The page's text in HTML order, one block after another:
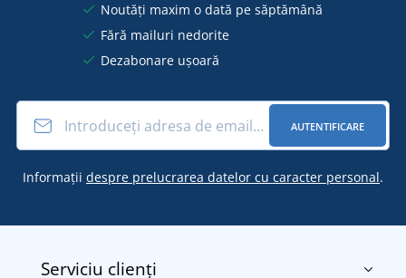
Noutăți maxim o dată pe săptămână
Fără mailuri nedorite
Dezabonare ușoară
AUTENTIFICARE
Informații despre prelucrarea datelor cu caracter personal.
Serviciu clienți